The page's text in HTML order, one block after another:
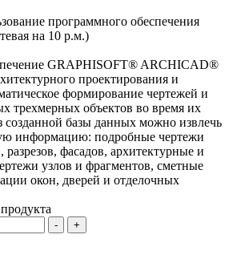
GRAPHISOFT® ARCHICAD®
проектирования и
формирование чертежей и
трехмерных объектов во время их
созданной базы данных можно извлечь
информацию: подробные чертежи
фасадов, архитектурные и
узлов и фрагментов, сметные
окон, дверей и отделочных
- +